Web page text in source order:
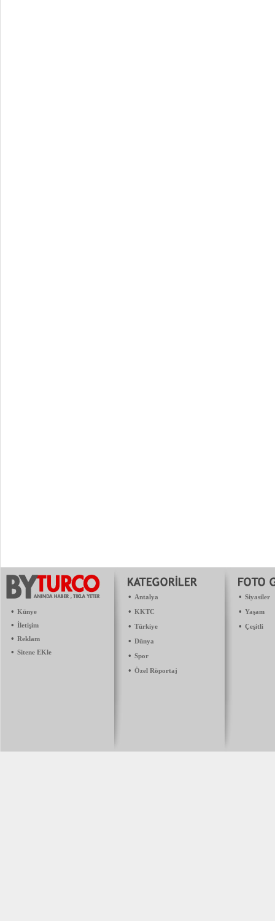
• Künye
• İletişim
• Reklam
• Sitene EKle
• Antalya
• KKTC
• Türkiye
• Dünya
• Spor
• Özel Röportaj
• Siyasiler
• Yaşam
• Çeşitli